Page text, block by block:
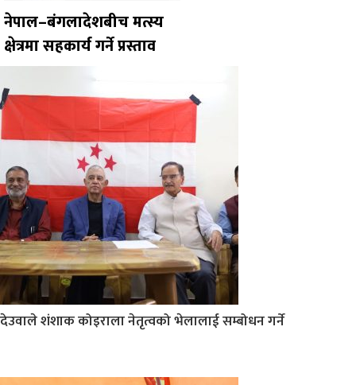
नेपाल–बंगलादेशबीच मत्स्य
क्षेत्रमा सहकार्य गर्ने प्रस्ताव
देउवाले शंशाक कोइराला नेतृत्वको भेलालाई सम्बोधन गर्ने